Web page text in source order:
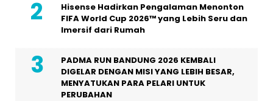
Hisense Hadirkan Pengalaman Menonton
FIFA World Cup 2026™ yang Lebih Seru dan
Imersif dari Rumah
PADMA RUN BANDUNG 2026 KEMBALI
DIGELAR DENGAN MISI YANG LEBIH BESAR,
MENYATUKAN PARA PELARI UNTUK
PERUBAHAN